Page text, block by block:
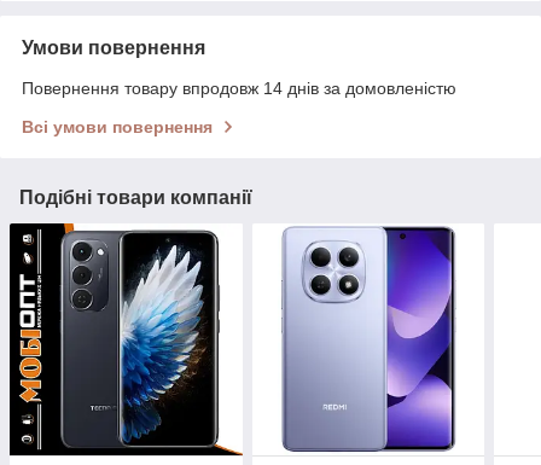
Умови повернення
Повернення товару впродовж 14 днів за домовленістю
Всі умови повернення
Подібні товари компанії